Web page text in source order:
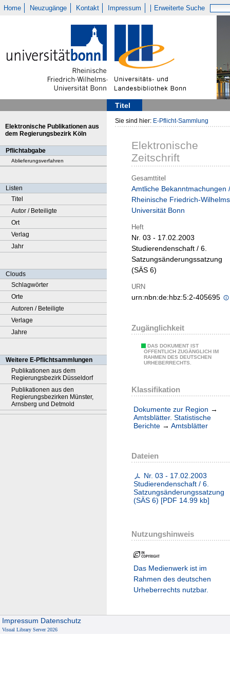
Home Neuzugänge Kontakt Impressum Erweiterte Suche
Titel
Elektronische Publikationen aus
dem Regierungsbezirk Köln
Pflichtabgabe
Ablieferungsverfahren
Listen
Titel
Autor / Beteiligte
Ort
Verlag
Jahr
Clouds
Schlagwörter
Orte
Autoren / Beteiligte
Verlage
Jahre
Weitere E-Pflichtsammlungen
Publikationen aus dem
Regierungsbezirk Düsseldorf
Publikationen aus den
Regierungsbezirken Münster,
Arnsberg und Detmold
Sie sind hier: E-Pflicht-Sammlung
Elektronische
Zeitschrift
Gesamttitel
Amtliche Bekanntmachungen /
Rheinische Friedrich-
Universität Bonn
Heft
Nr. 03 - 17.02.2003
Studierendenschaft / 6.
Satzungsänderungssatzung
(SÄS 6)
URN
urn:nbn:de:hbz:5:2-405695
Zugänglichkeit
DAS DOKUMENT IST
ÖFFENTLICH ZUGÄNGLICH IM
RAHMEN DES DEUTSCHEN
URHEBERRECHTS.
Klassifikation
Dokumente zur Region →
Amtsblätter. Statistische
Berichte → Amtsblätter
Dateien
Nr. 03 - 17.02.2003
Studierendenschaft / 6.
Satzungsänderungssatzung
(SÄS 6) [PDF 14.99 kb]
Nutzungshinweis
Das Medienwerk ist im
Rahmen des deutschen
Urheberrechts nutzbar.
Impressum Datenschutz
Visual Library Server 2026